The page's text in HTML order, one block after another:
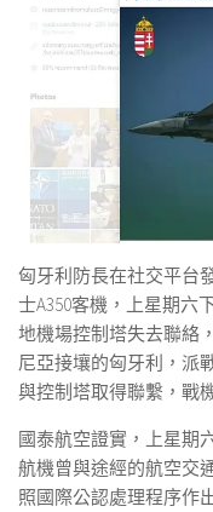
匈牙利防長在社交平台
士A350客機，上星期六
地機場控制塔失去聯絡
尼亞接壤的匈牙利，派
與控制塔取得聯繫，戰
國泰航空證實，上星期
航機曾與途經的航空交
照國際公認處理程序作